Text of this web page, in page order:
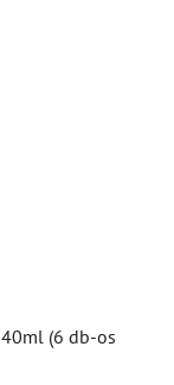
(6 db-os